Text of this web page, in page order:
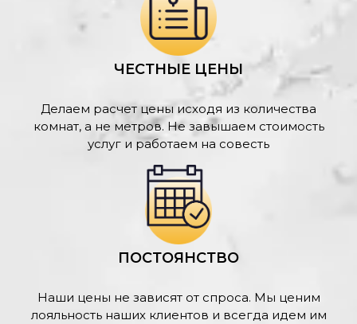
ЧЕСТНЫЕ ЦЕНЫ
Делаем расчет цены исходя из количества
комнат, а не метров. Не завышаем стоимость
услуг и работаем на совесть
ПОСТОЯНСТВО
Наши цены не зависят от спроса. Мы ценим
лояльность наших клиентов и всегда идем им